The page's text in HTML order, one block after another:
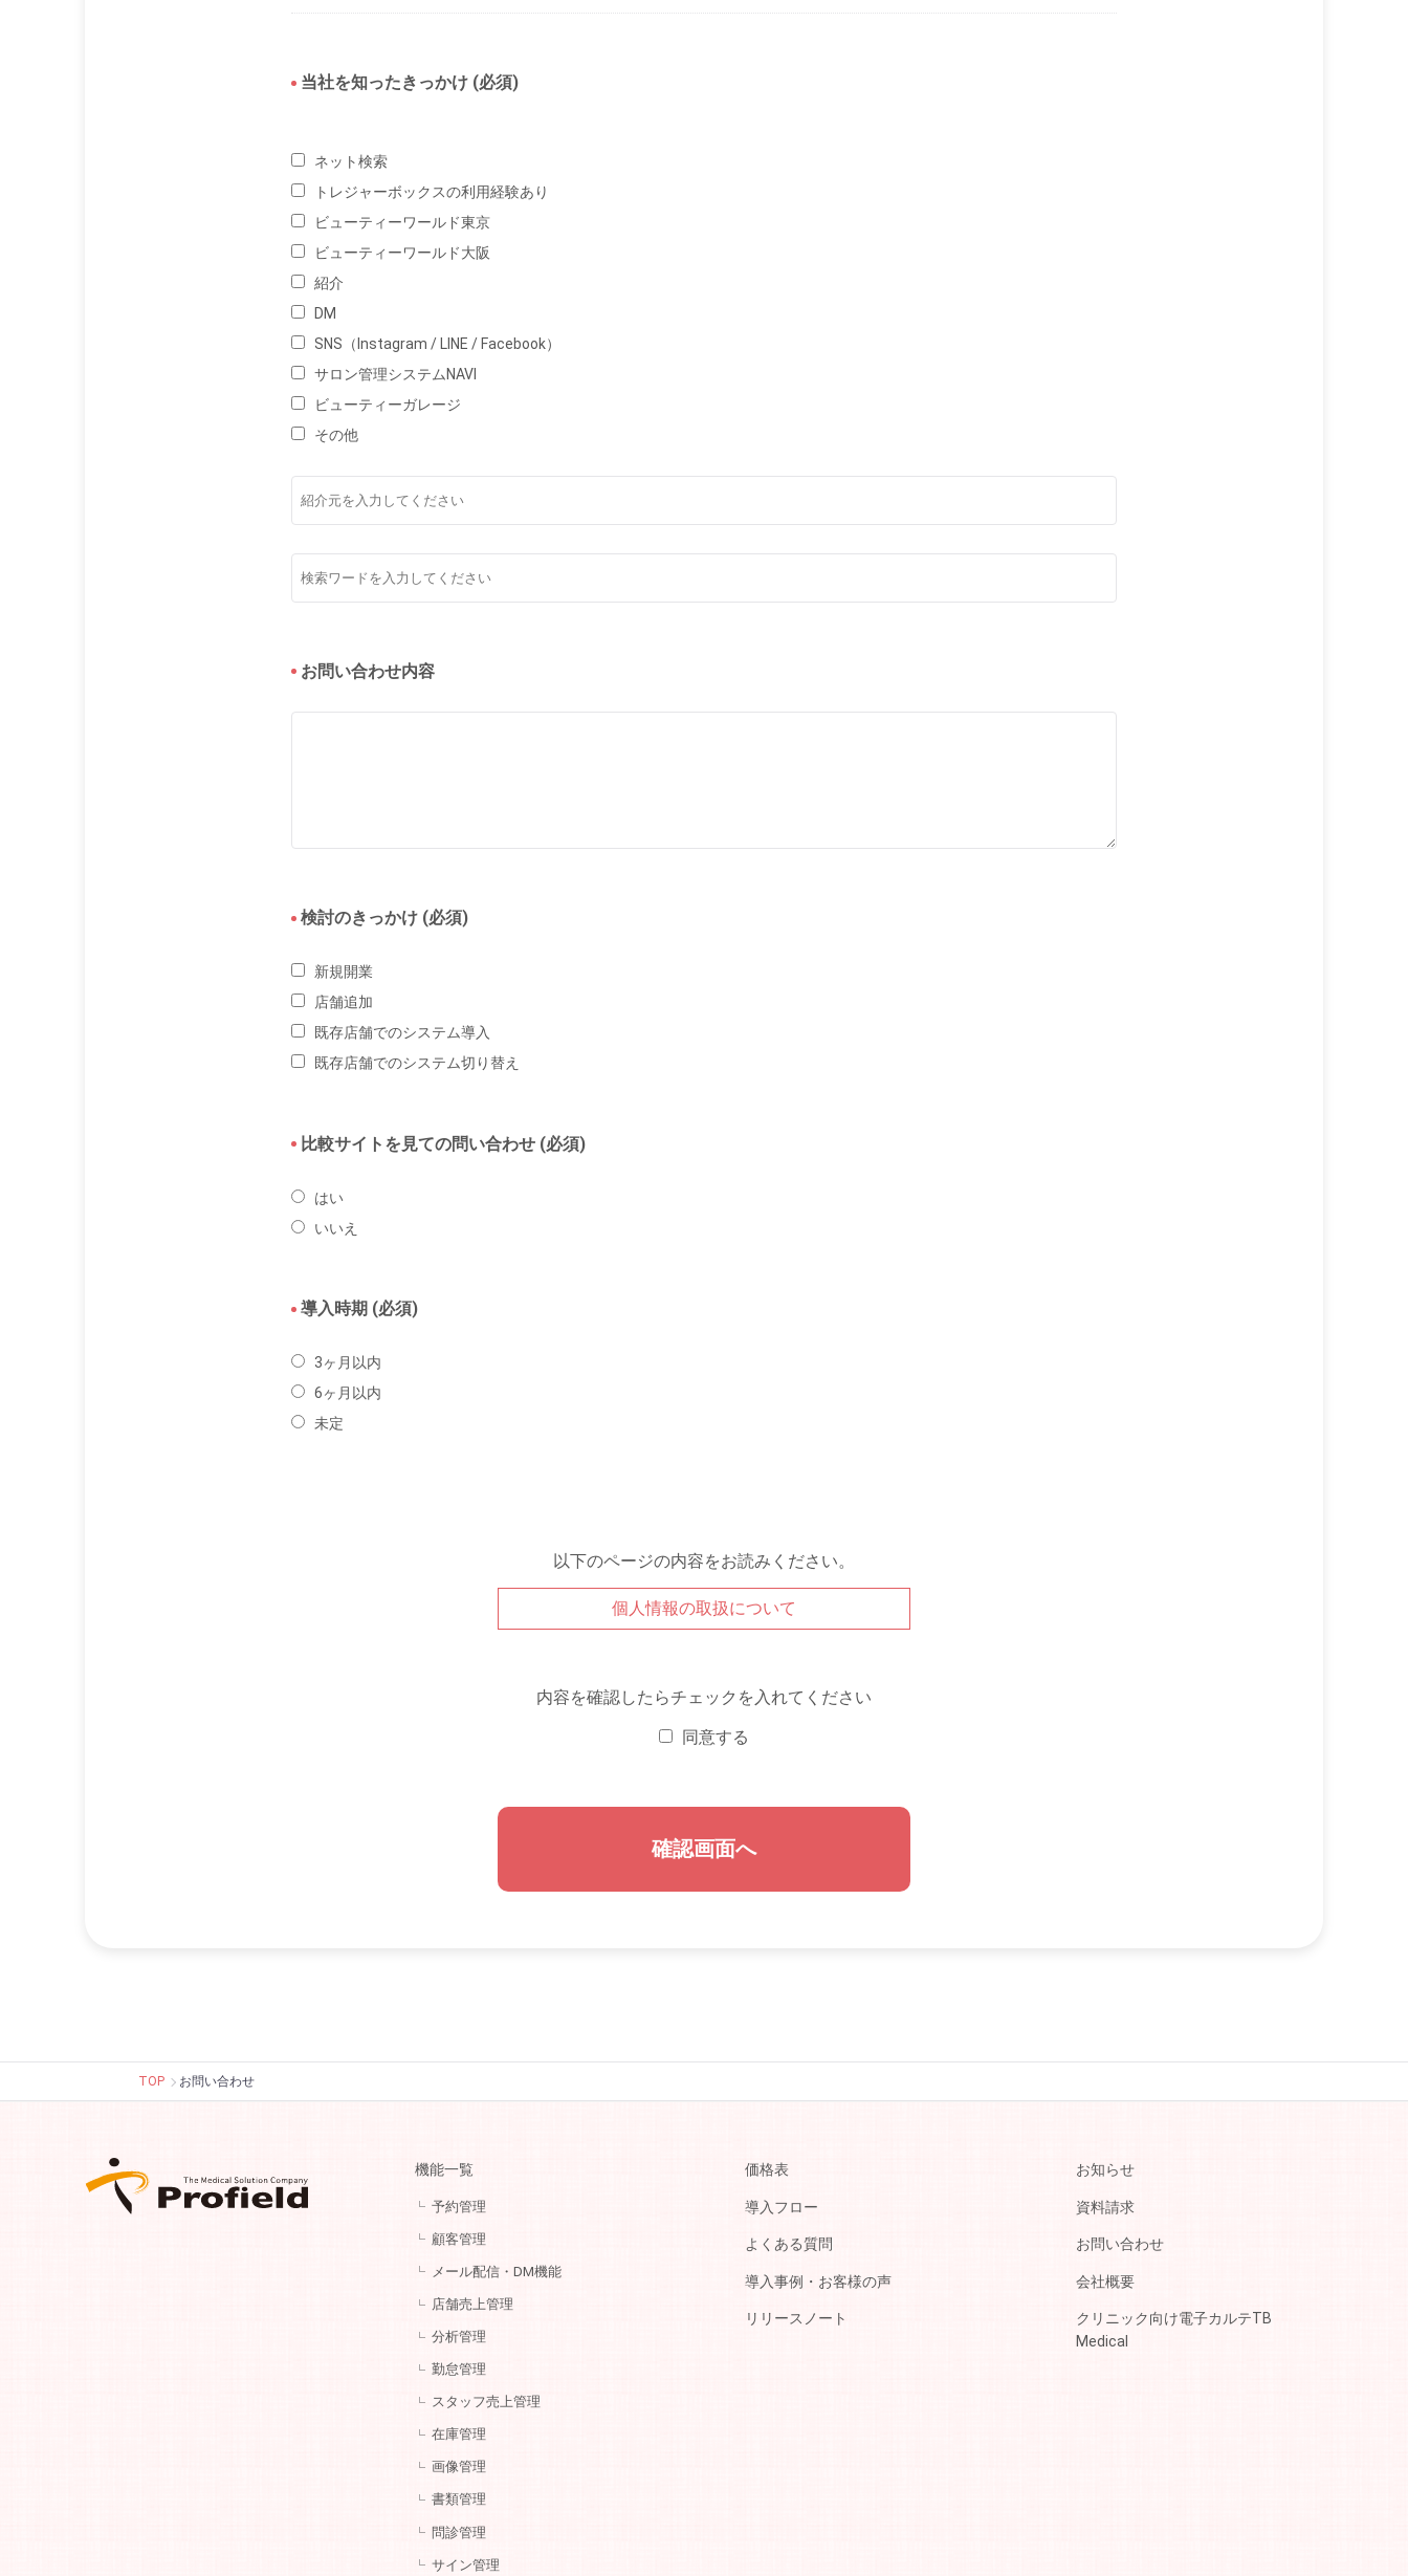
当社を知ったきっかけ (必須)
ネット検索
トレジャーボックスの利用経験あり
ビューティーワールド東京
ビューティーワールド大阪
紹介
DM
SNS（Instagram / LINE / Facebook）
サロン管理システムNAVI
ビューティーガレージ
その他
お問い合わせ内容
検討のきっかけ (必須)
新規開業
店舗追加
既存店舗でのシステム導入
既存店舗でのシステム切り替え
比較サイトを見ての問い合わせ (必須)
はい
いいえ
導入時期 (必須)
3ヶ月以内
6ヶ月以内
未定
以下のページの内容をお読みください。
個人情報の取扱について
内容を確認したらチェックを入れてください
同意する
TOP お問い合わせ
機能一覧
予約管理
顧客管理
メール配信・DM機能
店舗売上管理
分析管理
勤怠管理
スタッフ売上管理
在庫管理
画像管理
書類管理
問診管理
サイン管理
価格表
導入フロー
よくある質問
導入事例・お客様の声
リリースノート
お知らせ
資料請求
お問い合わせ
会社概要
クリニック向け電子カルテTB
Medical